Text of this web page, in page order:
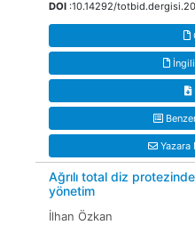
DOI :10.14292/
Yazara
Ağrılı total diz
yönetim
İlhan Özkan